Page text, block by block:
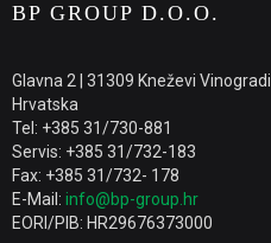
BP GROUP D.O.O.
Glavna 2 | 31309 Kneževi Vinogradi
Hrvatska
Tel: +385 31/730-881
Servis: +385 31/732-183
Fax: +385 31/732- 178
E-Mail: info@bp-group.hr
EORI/PIB: HR29676373000